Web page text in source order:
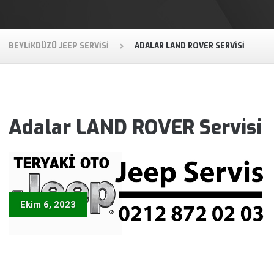
BEYLIKDÜZÜ JEEP SERVISI ADALAR LAND ROVER SERVISI
Adalar LAND ROVER Servisi
Ekim 6, 2023